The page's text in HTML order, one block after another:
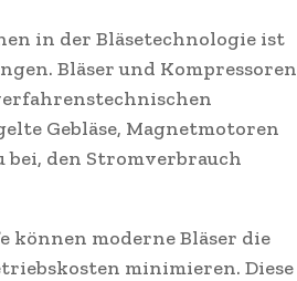
in der Bläsetechnologie ist
Bläser und Kompressoren
Gebläse, Magnetmotoren
bei, den Stromverbrauch
können moderne Bläser die
minimieren. Diese